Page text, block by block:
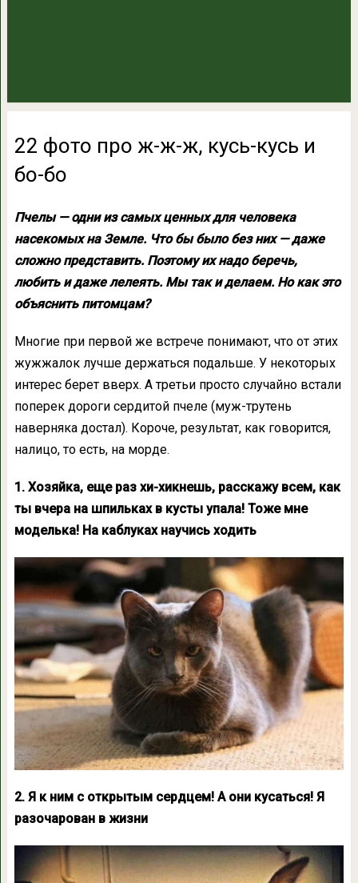
22 фото про ж-ж-ж, кусь-кусь и
бо-бо
Пчелы — одни из самых ценных для человека
насекомых на Земле. Что бы было без них — даже
сложно представить. Поэтому их надо беречь,
любить и даже лелеять. Мы так и делаем. Но как это
объяснить питомцам?
Многие при первой же встрече понимают, что от этих
жужжалок лучше держаться подальше. У некоторых
интерес берет вверх. А третьи просто случайно встали
поперек дороги сердитой пчеле (муж-трутень
наверняка достал). Короче, результат, как говорится,
налицо, то есть, на морде.
1. Хозяйка, еще раз хи-хикнешь, расскажу всем, как
ты вчера на шпильках в кусты упала! Тоже мне
моделька! На каблуках научись ходить
2. Я к ним с открытым сердцем! А они кусаться! Я
разочарован в жизни